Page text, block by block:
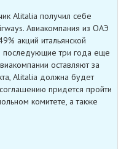
Alitalia получил себе
Авиакомпания из ОАЭ
акций итальянской
последующие три года еще
оставляют за
Alitalia должна будет
придется пройти
комитете, а также